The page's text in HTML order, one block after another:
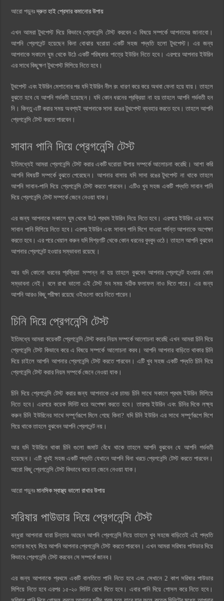
আরো পড়ুনঃদ্রুত হাই প্রেসার কমানোর উপায়
এখন আমরা টুথপেস্ট দিয়ে কিভাবে প্রেগনেন্সি টেস্ট করবেন এ বিষয়ে সম্পর্কে আপনাদের জানাবো।
আপনি প্রেগনেন্ট হয়েছেন কিনা বোঝার ঘরোয়া একটি সহজ পদ্ধতি হলো টুথপেস্ট। এর জন্য
আপনাকে সকালে ঘুম থেকে উঠে একটি পরিষ্কার পাত্রে ইউরিন নিতে হবে। এরপরে আপনার ইউরিন
এর সাথে কিছুক্ষণ টুথপেস্ট মিশিয়ে নিতে হবে।
টুথপেস্ট এবং ইউরিন মেশানোর পর যদি ইউরিন নীল রং ধারণ করে করে অথবা ফেনা হয়ে যায়। তাহলে
বুঝতে হবে যে আপনি গর্ভবতী হয়েছেন। যদি কোন ধরনের প্রক্রিয়া না হয় তাহলে আপনি গর্ভবতী হন
নি। কিন্তু এটি করার সময় অবশ্যই আপনাকে সাদা রঙের টুথপেস্ট ব্যবহার করতে হবে। তাহলে আপনি
প্রেগনেন্সি টেস্ট করতে পারবেন।
সাবান পানি দিয়ে প্রেগনেন্সি টেস্ট
ইতিমধ্যেই আমরা প্রেগনেন্সি টেস্ট করার একটি ঘরোয়া উপায় সম্পর্কে আলোচনা করেছি। আশা করি
আপনি বিষয়টি সম্পর্কে বুঝতে পেরেছেন। আপনার বাসায় যদি সাদা রঙের টুথপেস্ট না থাকে তাহলে
আপনি সাবান-পানি দিয়ে প্রেগনেন্সি টেস্ট করতে পারবেন। এটিও খুব সহজ একটি পদ্ধতি সাবান পানি
দিয়ে প্রেগনেন্সি টেস্ট সম্পর্কে জেনে নেওয়া যাক।
এর জন্য আপনাকে সকালে ঘুম থেকে উঠে প্রথম ইউরিন নিয়ে নিতে হবে। এরপরে ইউরিন এর সাথে
সাবান পানি মিশিয়ে নিতে হবে। এরপর ইউরিন এবং সাবান পানি মিশে যাওয়া পর্যন্ত আপনাকে অপেক্ষা
করতে হবে। এর পরে খেয়াল করুন যদি মিশ্রণটি থেকে কোন ধরনের বুদবুদ ওঠে। তাহলে আপনি বুঝবেন
আপনার প্রেগনেন্ট হওয়ার সম্ভাবনা রয়েছে।
আর যদি কোনো ধরনের প্রক্রিয়া সম্পন্ন না হয় তাহলে বুঝবেন আপনার প্রেগনেন্ট হওয়ার কোন
সম্ভাবনা নেই। বলে রাখা ভালো এই টেস্ট সব সময় সঠিক ফলাফল নাও দিতে পারে। এর জন্য
আপনি আরও কিছু পরীক্ষা রয়েছে ওইগুলো করে নিতে পারেন।
চিনি দিয়ে প্রেগনেন্সি টেস্ট
ইতিমধ্যে আমরা কয়েকটি প্রেগনেন্সি টেস্ট করার নিয়ম সম্পর্কে আলোচনা করেছি এখন আমরা চিনি দিয়ে
প্রেগনেন্সি টেস্ট কিভাবে করে এ বিষয়ে সম্পর্কে আলোচনা করব। আপনি আপনার বাড়িতে থাকার চিনি
দিয়ে চাইলে আপনি আপনার প্রেগনেন্সি টেস্ট করতে পারবেন। এটি খুব সহজ একটি পদ্ধতি চিনি দিয়ে
প্রেগনেন্সি টেস্ট করার নিয়ম সম্পর্কে জেনে নেওয়া যাক।
চিনি দিয়ে প্রেগনেন্সি টেস্ট করার জন্য আপনাকে এক চামচ চিনি সাথে সকালে প্রথম ইউরিন মিশিয়ে
নিতে হবে। এরপরে কয়েক মিনিট ধরে অপেক্ষা করতে হবে। তারপর ইউরিন এবং চিনির দিকে লক্ষ্য
করুন চিনি ইউরিনের সাথে সম্পূর্ণরূপে মিলে গেছে কিনা? যদি চিনি ইউরিন এর সাথে সম্পূর্ণরূপে মিশে
গিয়ে থাকে তাহলে বুঝবেন আপনি প্রেগনেন্ট নয়।
আর যদি ইউরিনে থাকা চিনি গুলো জমাট বেঁধে থাকে তাহলে আপনি বুঝবেন যে আপনি গর্ভবতী
হয়েছেন। এটি খুবই সহজ একটি পদ্ধতি যেখানে আপনি বিনা খরচে প্রেগনেন্সি টেস্ট করতে পারবেন।
আরো কিছু প্রেগনেন্সি টেস্ট কিভাবে করে তা জেনে নেওয়া যাক।
আরো পড়ুনঃমানসিক স্বাস্থ্য ভালো রাখার উপায়
সরিষার পাউডার দিয়ে প্রেগনেন্সি টেস্ট
বন্ধুরা আপনারা যারা চিন্তায় আছেন আপনি প্রেগনেন্সি নিয়ে তাহলে খুব সহজে বাড়িতেই এই পদ্ধতি
গুলোর মধ্যে দিয়ে আপনি আপনার প্রেগনেন্সি টেস্ট করতে পারবেন। এখন আমরা সরিষার পাউডার দিয়ে
কিভাবে প্রেগনেন্সি টেস্ট করবেন সে সম্পর্কে জানব।
এর জন্য আপনাকে প্রথমে একটি বালতিতে পানি নিতে হবে এবং সেখানে 2 কাপ সরিষার পাউডার
মিশিয়ে নিতে হবে এরপর ১৫-২০ মিনিট রেখে দিতে হবে। এবার পানি দিয়ে গোসল করে নিতে হবে।